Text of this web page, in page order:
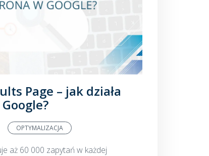
Page – jak działa
OPTYMALIZACJA
aż 60 000 zapytań w każdej